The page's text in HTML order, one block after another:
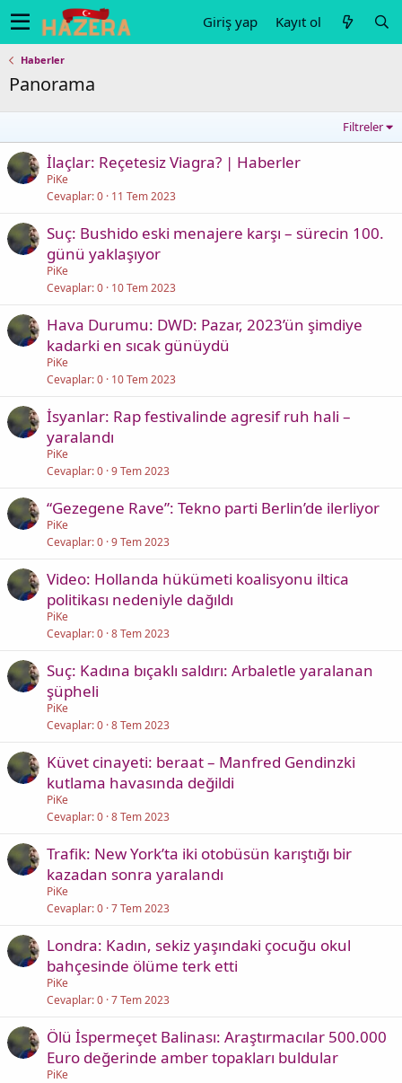
Giriş yap Kayıt ol
Haberler
Panorama
Filtreler
İlaçlar: Reçetesiz Viagra? | Haberler
PiKe
Cevaplar 0 11 Tem 2023
Suç: Bushido eski menajere karşı – sürecin 100.
günü yaklaşıyor
PiKe
Cevaplar 0 10 Tem 2023
Hava Durumu: DWD: Pazar, 2023’ün şimdiye
kadarki en sıcak günüydü
PiKe
Cevaplar 0 10 Tem 2023
İsyanlar: Rap festivalinde agresif ruh hali –
yaralandı
PiKe
Cevaplar 0 9 Tem 2023
“Gezegene Rave”: Tekno parti Berlin’de ilerliyor
PiKe
Cevaplar 0 9 Tem 2023
Video: Hollanda hükümeti koalisyonu iltica
politikası nedeniyle dağıldı
PiKe
Cevaplar 0 8 Tem 2023
Suç: Kadına bıçaklı saldırı: Arbaletle yaralanan
şüpheli
PiKe
Cevaplar 0 8 Tem 2023
Küvet cinayeti: beraat – Manfred Gendinzki
kutlama havasında değildi
PiKe
Cevaplar 0 8 Tem 2023
Trafik: New York’ta iki otobüsün karıştığı bir
kazadan sonra yaralandı
PiKe
Cevaplar 0 7 Tem 2023
Londra: Kadın, sekiz yaşındaki çocuğu okul
bahçesinde ölüme terk etti
PiKe
Cevaplar 0 7 Tem 2023
Ölü İspermeçet Balinası: Araştırmacılar 500.000
Euro değerinde amber topakları buldular
PiKe